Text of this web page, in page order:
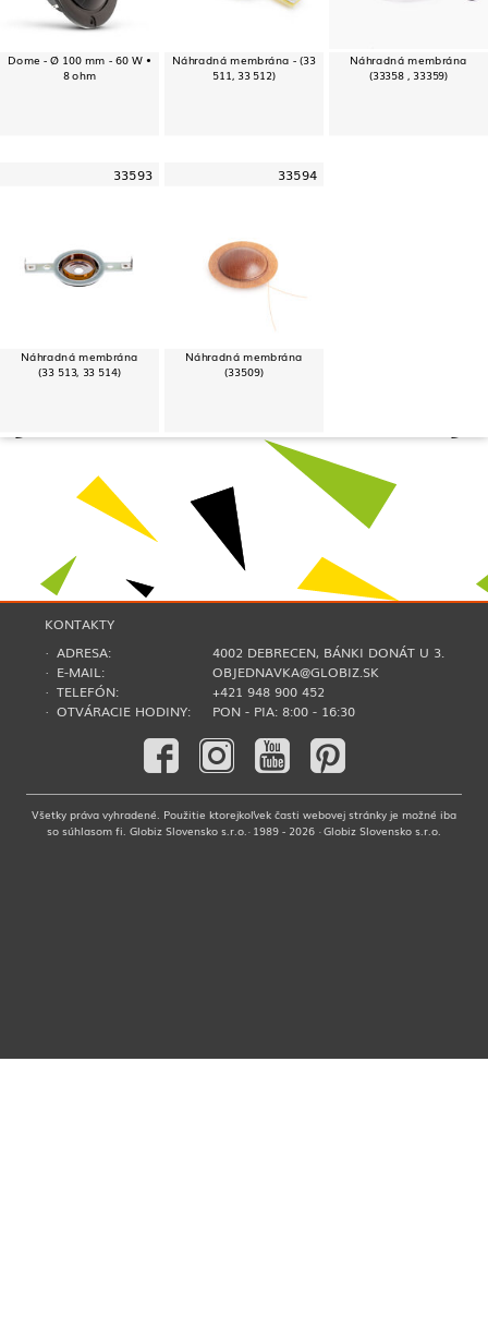
Dome - Ø 100 mm - 60 W •
8 ohm
Náhradná membrána - (33
511, 33 512)
Náhradná membrána
(33358 , 33359)
33593
Náhradná membrána
(33 513, 33 514)
33594
Náhradná membrána
(33509)
KONTAKTY
· ADRESA:
4002 DEBRECEN, BÁNKI DONÁT U 3.
· E-MAIL:
OBJEDNAVKA@GLOBIZ.SK
· TELEFÓN:
+421 948 900 452
· OTVÁRACIE HODINY:
PON - PIA: 8:00 - 16:30
Všetky práva vyhradené. Použitie ktorejkoľvek časti webovej stránky je možné iba
so súhlasom fi. Globiz Slovensko s.r.o.· 1989 - 2026 · Globiz Slovensko s.r.o.